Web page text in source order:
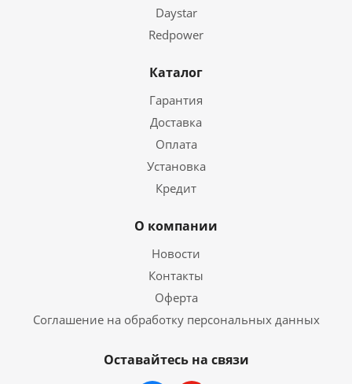
Daystar
Redpower
Каталог
Гарантия
Доставка
Оплата
Установка
Кредит
О компании
Новости
Контакты
Оферта
Соглашение на обработку персональных данных
Оставайтесь на связи